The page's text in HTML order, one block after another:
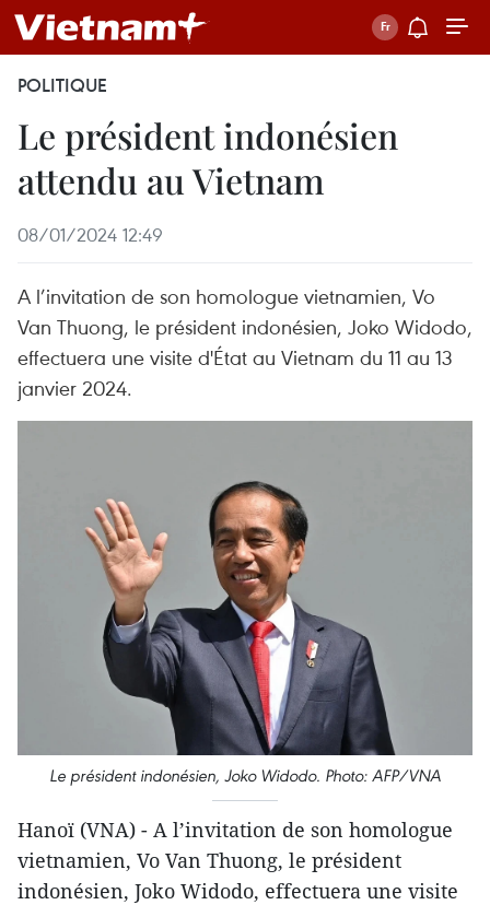
POLITIQUE
Le président indonésien
attendu au Vietnam
08/01/2024 12:49
A l’invitation de son homologue vietnamien, Vo
Van Thuong, le président indonésien, Joko Widodo,
effectuera une visite d'État au Vietnam du 11 au 13
janvier 2024.
Le président indonésien, Joko Widodo. Photo: AFP/VNA
Hanoï (VNA) - A l’invitation de son homologue
vietnamien, Vo Van Thuong, le président
indonésien, Joko Widodo, effectuera une visite